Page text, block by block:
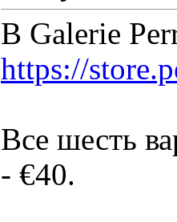
В Galerie
https://
Все шесть
- €40.